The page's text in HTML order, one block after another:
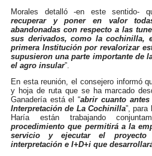
Morales detalló -en este sentido-
recuperar y poner en valor
abandonadas con respecto a las
sus derivados, como la cochinilla,
primera Institución por revalorizar
supusieron una parte importante de
el agro insular”.
En esta reunión, el consejero informó
y hoja de ruta que se ha marcado
Ganadería está el “abrir cuanto
Interpretación de La Cochinilla”, para
Haría están trabajando
procedimiento que permitirá a la
servicio y ejecutar el proyecto
interpretación e I+D+i que